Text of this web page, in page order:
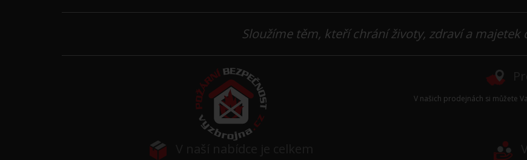
Sloužíme těm, kteří chrání životy, zdraví a majetek
V našich prodejnách si můžete